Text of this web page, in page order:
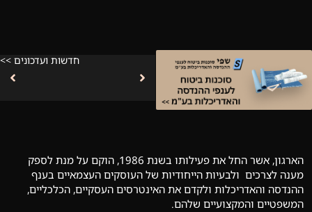
חדשות ועדכונים >>
הארגון, אשר החל את פעילותו בשנת 1986, הוקם על מנת לספק
מענה לצרכים ולבעיות הייחודיות של העוסקים העצמאיים בענף
ההנדסה והאדריכלות ולקדם את האינטרסים העסקיים, הכלכליים,
המשפטיים והמקצועיים שלהם.